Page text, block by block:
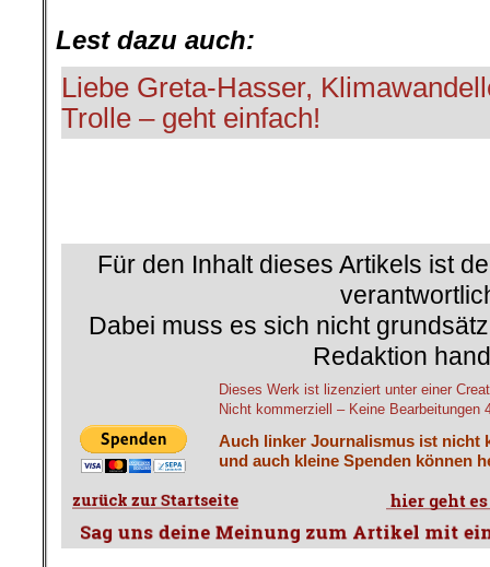
Lest dazu auch:
Liebe Greta-Hasser,
Trolle – geht einfach!
Für den Inhalt dieses Artikels ist
Dabei muss es sich nicht
Redaktion
Dieses Werk ist lizenziert unter einer
Nicht kommerziell – Keine Bearbeitungen
Auch linker Journalismus ist nicht
und auch kleine Spenden können